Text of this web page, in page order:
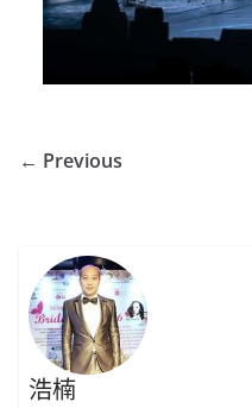
← Previous
浩楠